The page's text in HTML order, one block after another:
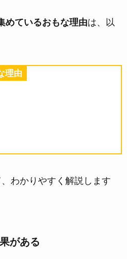
めているおもな理由は、以
理由
わかりやすく解説します
がある